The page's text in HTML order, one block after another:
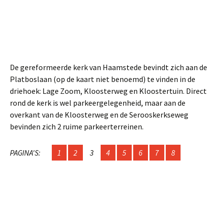
De gereformeerde kerk van Haamstede bevindt zich aan de
Platboslaan (op de kaart niet benoemd) te vinden in de
driehoek: Lage Zoom, Kloosterweg en Kloostertuin. Direct
rond de kerk is wel parkeergelegenheid, maar aan de
overkant van de Kloosterweg en de Serooskerkseweg
bevinden zich 2 ruime parkeerterreinen.
PAGINA'S: 1 2 3 4 5 6 7 8